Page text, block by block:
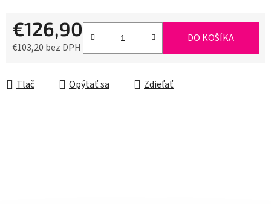
€126,90
€103,20 bez DPH
DO KOŠÍKA
Tlač Opýtať sa Zdieľať